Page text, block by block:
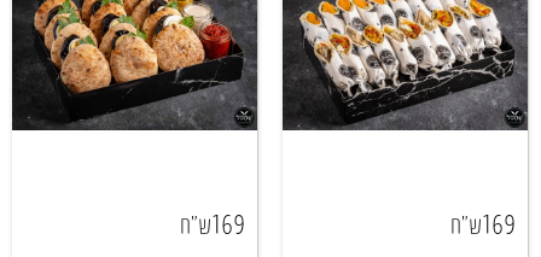
169ש"ח 169ש"ח